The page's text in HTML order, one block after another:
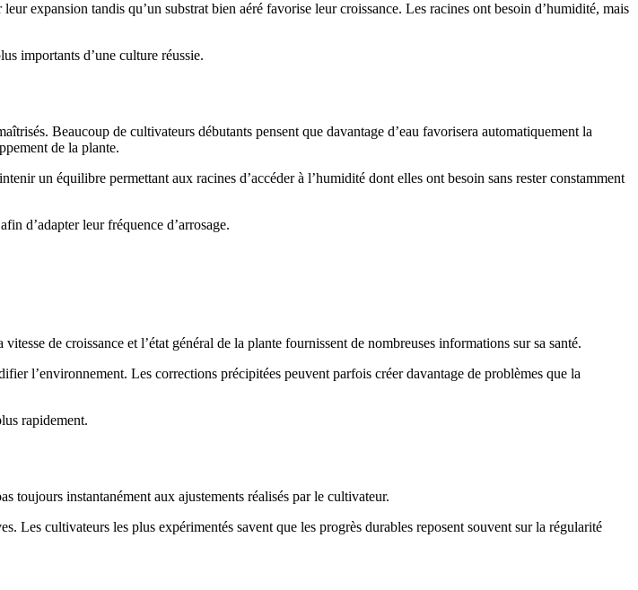
expansion tandis qu’un substrat bien aéré favorise leur croissance. Les racines ont besoin d’humidité, mais
importants d’une culture réussie.
Beaucoup de cultivateurs débutants pensent que davantage d’eau favorisera automatiquement la
de la plante.
un équilibre permettant aux racines d’accéder à l’humidité dont elles ont besoin sans rester constamment
d’adapter leur fréquence d’arrosage.
de croissance et l’état général de la plante fournissent de nombreuses informations sur sa santé.
l’environnement. Les corrections précipitées peuvent parfois créer davantage de problèmes que la
rapidement.
toujours instantanément aux ajustements réalisés par le cultivateur.
Les cultivateurs les plus expérimentés savent que les progrès durables reposent souvent sur la régularité